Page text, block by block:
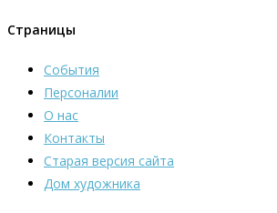
Страницы
События
Персоналии
О нас
Контакты
Старая версия сайта
Дом художника